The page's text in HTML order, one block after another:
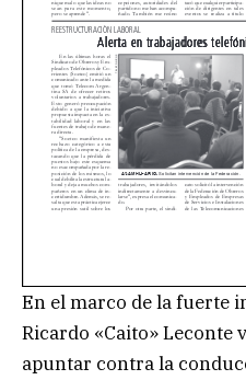
En el marco de la fuerte
Ricardo «Caito» Leconte
apuntar contra la